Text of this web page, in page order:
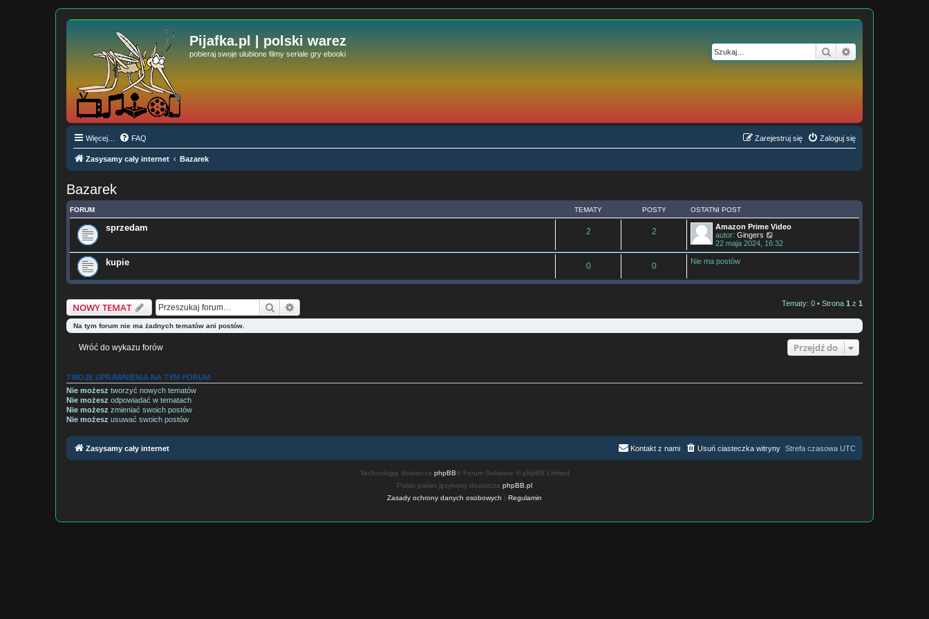
Pijafka.pl | polski warez
pobieraj swoje ulubione filmy seriale gry ebooki Szukaj
Więcej… FAQ Zaloguj się
Zarejestruj się
Zasysamy cały internet Bazarek
Bazarek
FORUM TEMATY POSTY OSTATNI POST
sprzedam 2 2
Amazon Prime Video
autor: Gingers
y
ś
t
j
o
o
22 maja 2024, 16:32
kupie 0 0 Nie ma postów
NOWY TEMAT Szukaj Tematy: 0 • Strona 1 z 1
Na tym forum nie ma żadnych tematów ani postów.
Wróć do wykazu forów Przejdź do
TWOJE UPRAWNIENIA NA TYM FORUM
Nie możesz tworzyć nowych tematów
Nie możesz odpowiadać w tematach
Nie możesz zmieniać swoich postów
Nie możesz usuwać swoich postów
Zasysamy cały internet Strefa czasowa UTC
Usuń ciasteczka witryny
Kontakt z nami
Technologię dostarcza phpBB® Forum Software © phpBB Limited
Polski pakiet językowy dostarcza phpBB.pl
Zasady ochrony danych osobowych | Regulamin